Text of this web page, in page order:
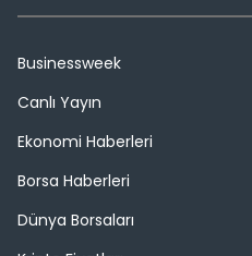
Businessweek
Canlı Yayın
Ekonomi Haberleri
Borsa Haberleri
Dünya Borsaları